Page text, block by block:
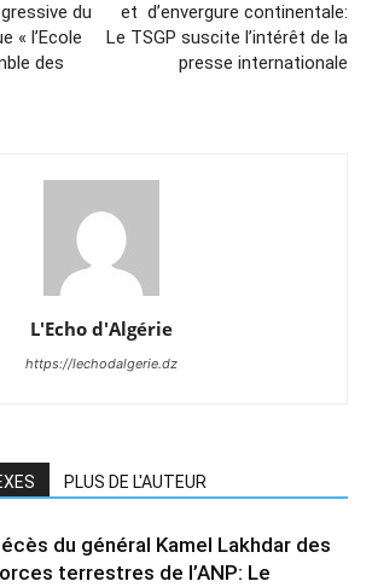
du
« l’Ecole
des
et d’envergure continentale:
Le TSGP suscite l’intérêt de la
presse internationale
L'Echo d'Algérie
https://lechodalgerie.dz
PLUS DE L'AUTEUR
du général Kamel Lakhdar des
terrestres de l’ANP: Le